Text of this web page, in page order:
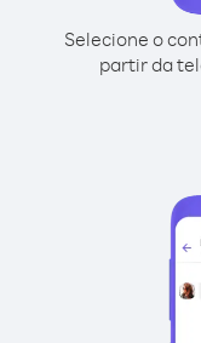
Selecione o
partir da